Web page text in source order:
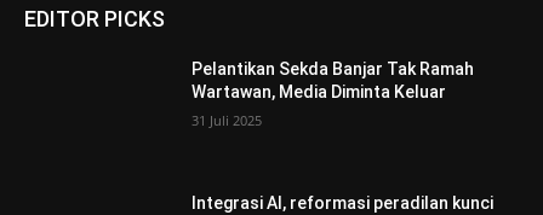
EDITOR PICKS
Pelantikan Sekda Banjar Tak Ramah
Wartawan, Media Diminta Keluar
31 Juli 2025
Integrasi AI, reformasi peradilan kunci